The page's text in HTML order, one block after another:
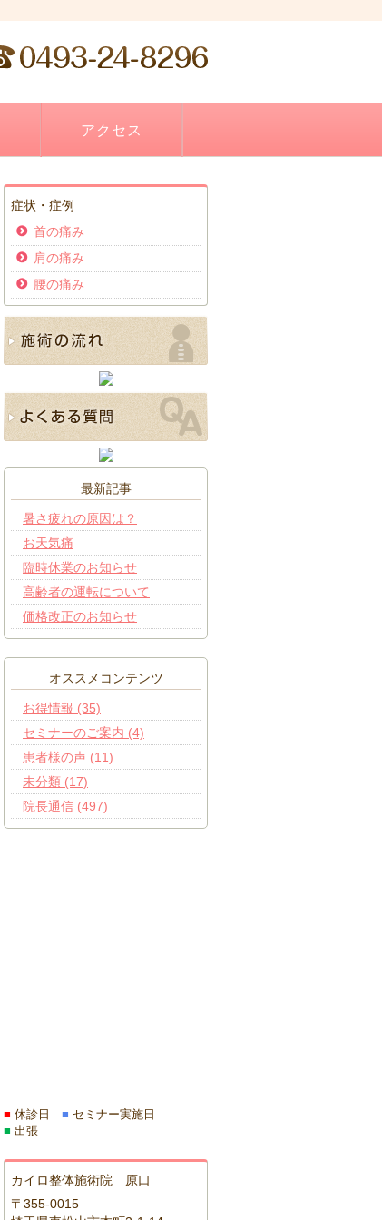
アクセス
症状・症例
首の痛み
肩の痛み
腰の痛み
最新記事
暑さ疲れの原因は？
お天気痛
臨時休業のお知らせ
高齢者の運転について
価格改正のお知らせ
オススメコンテンツ
お得情報 (35)
セミナーのご案内 (4)
患者様の声 (11)
未分類 (17)
院長通信 (497)
■ 休診日 ■ セミナー実施日
■ 出張
カイロ整体施術院 原口
〒355-0015